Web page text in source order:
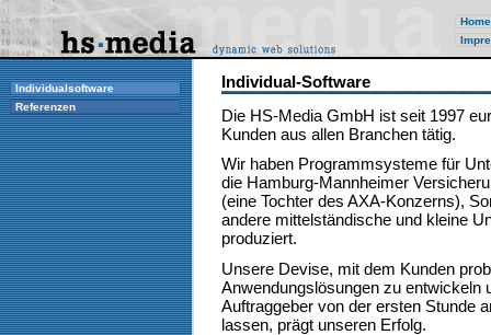
Home
Individualsoftware
Referenzen
Individual-Software
Die HS-Media GmbH ist seit 1997
Kunden aus allen Branchen tätig.
Wir haben Programmsysteme für
die Hamburg-Mannheimer
(eine Tochter des AXA-Konzerns),
andere mittelständische und kleine
produziert.
Unsere Devise, mit dem Kunden
Anwendungslösungen zu entwickeln
Auftraggeber von der ersten Stunde
lassen, prägt unseren Erfolg.